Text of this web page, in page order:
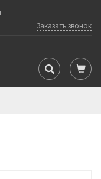
Заказать звонок